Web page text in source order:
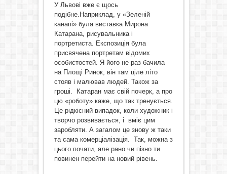
У Львові вже є щось
подібне.Наприклад, у «Зеленій
канапі» була виставка Мирона
Катарана, рисувальника і
портретиста. Експозиція була
присвячена портретам відомих
особистостей. Я його не раз бачила
на Площі Ринок, він там ціле літо
стояв і малював людей. Також за
гроші. Катаран має свій почерк, а про
цю «роботу» каже, що так тренується.
Це рідкісний випадок, коли художник і
творчо розвивається, і вміє цим
заробляти. А загалом це знову ж таки
та сама комерціалізація. Так, можна з
цього почати, але рано чи пізно ти
повинен перейти на новий рівень.